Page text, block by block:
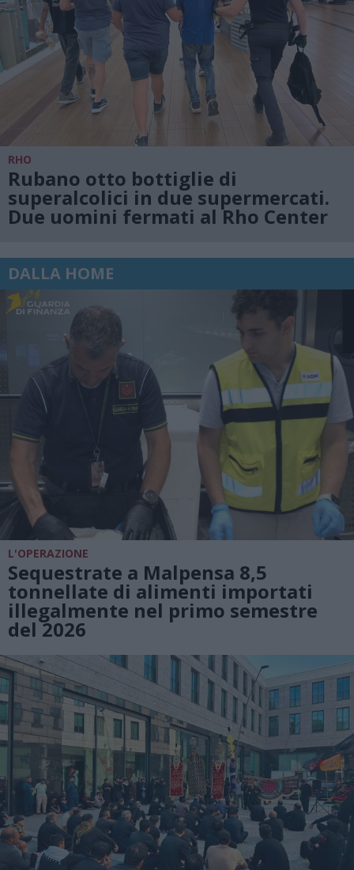
RHO
Rubano otto bottiglie di
superalcolici in due supermercati.
Due uomini fermati al Rho Center
DALLA HOME
L'OPERAZIONE
Sequestrate a Malpensa 8,5
tonnellate di alimenti importati
illegalmente nel primo semestre
del 2026